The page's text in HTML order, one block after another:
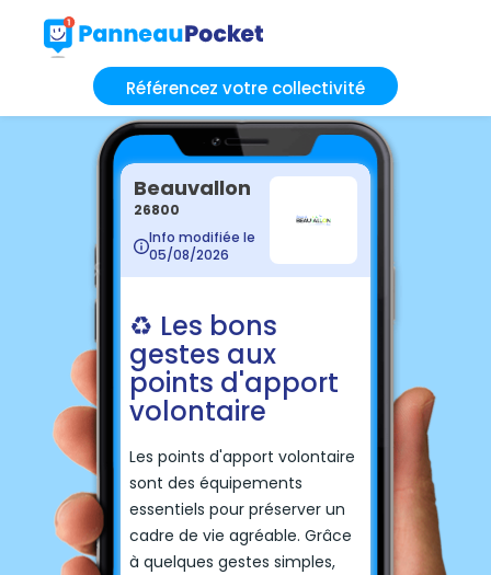
Référencez votre collectivité
Beauvallon
26800
Info modifiée le
05/08/2026
♻️ Les bons
gestes aux
points d'apport
volontaire
Les points d'apport volontaire
sont des équipements
essentiels pour préserver un
cadre de vie agréable. Grâce
à quelques gestes simples,